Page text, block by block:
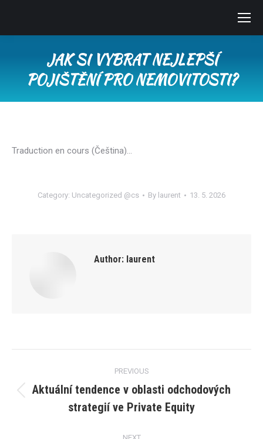
JAK SI VYBRAT NEJLEPŠÍ
POJIŠTĚNÍ PRO NEMOVITOSTI?
Traduction en cours (Čeština)…
Category: Uncategorized @cs By laurent 13. 5. 2026
Author: laurent
navigation
PREVIOUS
post:
Aktuální tendence v oblasti odchodových
strategií ve Private Equity